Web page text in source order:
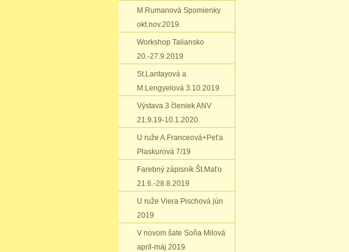
M.Rumanová Spomienky
okt.nov.2019
Workshop Taliansko
20.-27.9.2019
St.Lantayová a
M.Lengyelová 3.10.2019
Výstava 3 členiek ANV
21.9.19-10.1.2020
U ruže A.Franceová+Peťa
Plaskurová 7/19
Farebný zápisník Št.Maťo
21.6.-28.8.2019
U ruže Viera Pischová jún
2019
V novom šate Soňa Milová
apríl-máj 2019